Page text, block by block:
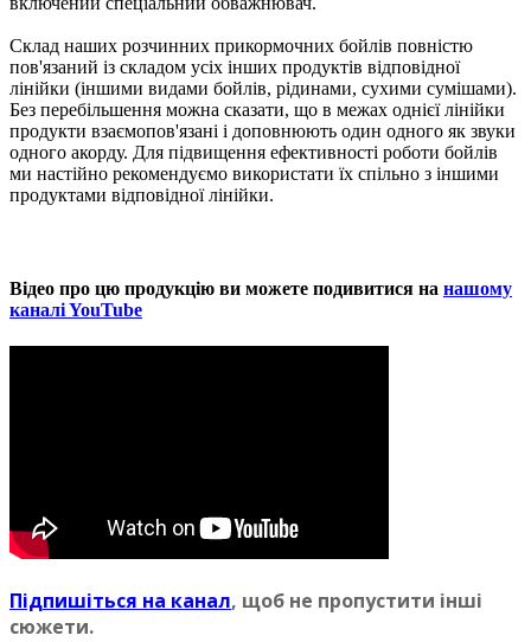
Склад наших розчинних прикормочних бойлiв повністю
пов'язаний із складом усіх інших продуктів відповідної
лінійки (іншими видами бойлiв, рідинами, сухими сумішами).
Без перебільшення можна сказати, що в межах однієї лінійки
продукти взаємопов'язані і доповнюють один одного як звуки
одного акорду. Для підвищення ефективності роботи бойлiв
ми настійно рекомендуємо використати їх спільно з іншими
продуктами відповідної лінійки.
Відео про цю продукцію ви можете подивитися на нашому
каналi YouTube
Пiдпишіться на канал, щоб не пропустити інші
сюжети.